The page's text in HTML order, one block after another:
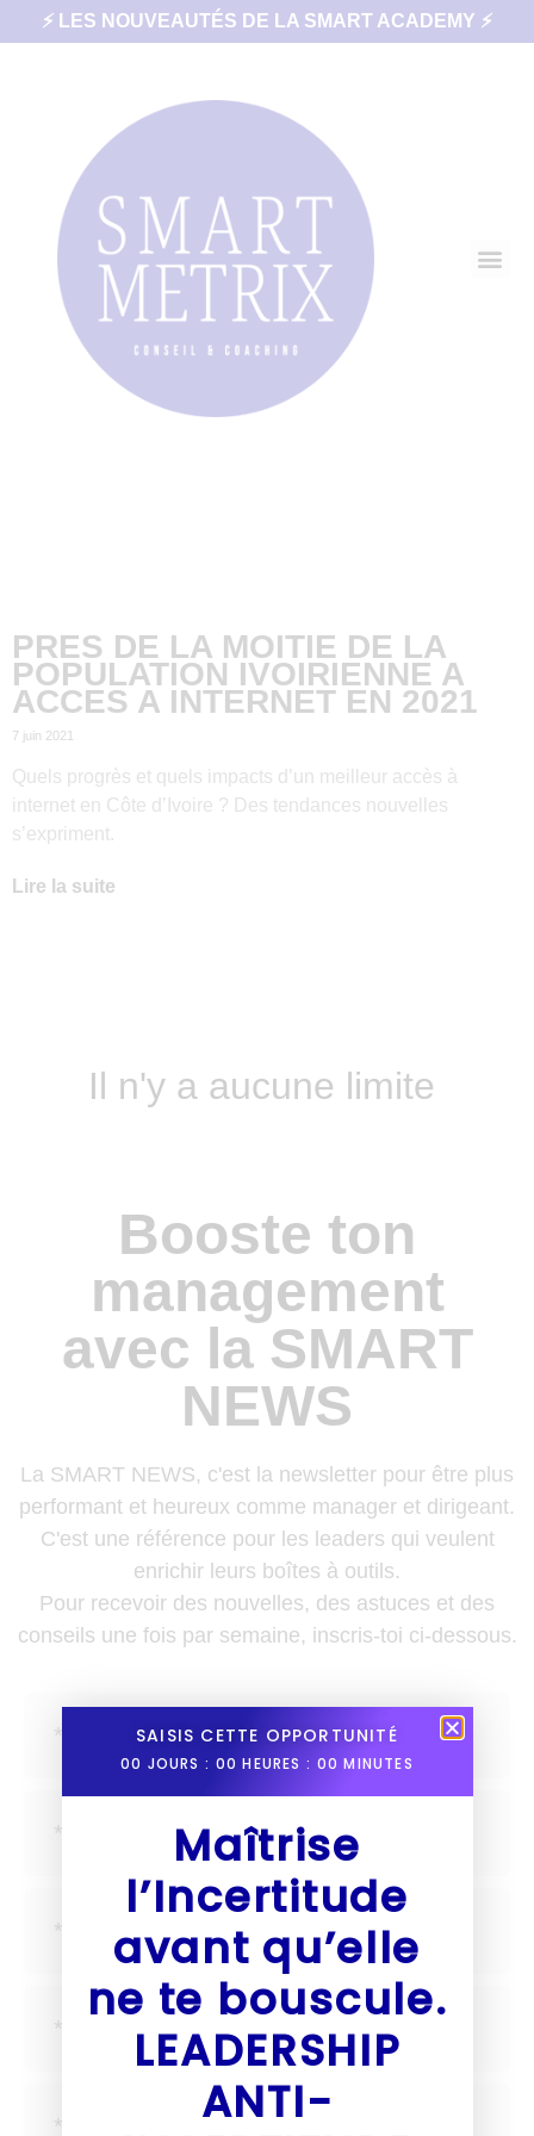
⚡ LES NOUVEAUTÉS DE LA SMART ACADEMY ⚡
PRES DE LA MOITIE DE LA
POPULATION IVOIRIENNE A
ACCES A INTERNET EN 2021
7 juin 2021
Quels progrès et quels impacts d’un meilleur accès à
internet en Côte d’Ivoire ? Des tendances nouvelles
s’expriment.
Lire la suite
Il n'y a aucune limite
Booste ton
management
avec la SMART
NEWS
La SMART NEWS, c'est la newsletter pour être plus
performant et heureux comme manager et dirigeant.
C'est une référence pour les leaders qui veulent
enrichir leurs boîtes à outils.
Pour recevoir des nouvelles, des astuces et des
conseils une fois par semaine, inscris-toi ci-dessous.
SAISIS CETTE OPPORTUNITÉ
00 JOURS : 00 HEURES : 00 MINUTES
Maîtrise
l’Incertitude
avant qu’elle
ne te bouscule.
LEADERSHIP
ANTI-